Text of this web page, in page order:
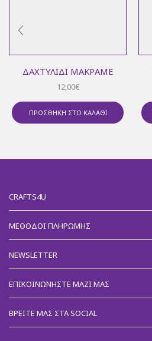
ΔΑΧΤΥΛΊΔΙ ΜΑΚΡΑΜΈ
12,00€
ΠΡΟΣΘΉΚΗ ΣΤΟ ΚΑΛΆΘΙ
CRAFTS4U
ΜΈΘΟΔΟΙ ΠΛΗΡΩΜΉΣ
NEWSLETTER
ΕΠΙΚΟΙΝΩΝΉΣΤΕ ΜΑΖΊ ΜΑΣ
ΒΡΕΊΤΕ ΜΑΣ ΣΤΑ SOCIAL